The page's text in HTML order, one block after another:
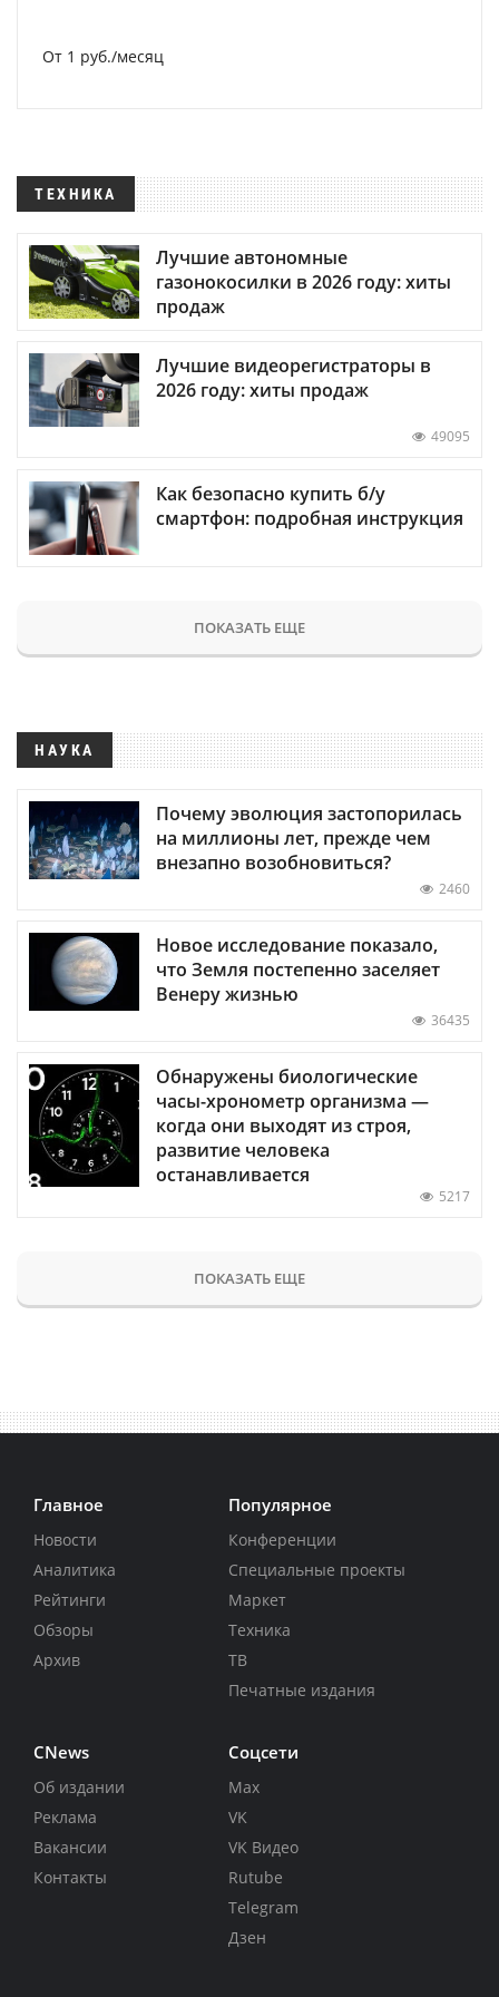
От 1 руб./месяц
ТЕХНИКА
Лучшие автономные
газонокосилки в 2026 году: хиты
продаж
Лучшие видеорегистраторы в
2026 году: хиты продаж
49095
Как безопасно купить б/у
смартфон: подробная инструкция
ПОКАЗАТЬ ЕЩЕ
НАУКА
Почему эволюция застопорилась
на миллионы лет, прежде чем
внезапно возобновиться?
2460
Новое исследование показало,
что Земля постепенно заселяет
Венеру жизнью
36435
Обнаружены биологические
часы-хронометр организма —
когда они выходят из строя,
развитие человека
останавливается
5217
ПОКАЗАТЬ ЕЩЕ
Главное
Новости
Аналитика
Рейтинги
Обзоры
Архив
Популярное
Конференции
Специальные проекты
Маркет
Техника
ТВ
Печатные издания
CNews
Об издании
Реклама
Вакансии
Контакты
Соцсети
Max
VK
VK Видео
Rutube
Telegram
Дзен